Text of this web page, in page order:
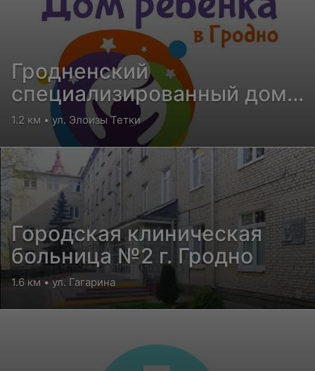
Гродненский
специализированный дом
ребенка для детей с
поражением ЦНС и
нарушением психики
1.2 км • ул. Элоизы Тетки
Городская клиническая
больница №2 г. Гродно
1.6 км • ул. Гагарина